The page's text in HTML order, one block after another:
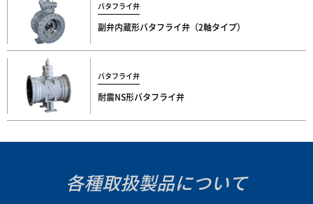
バタフライ弁
副弁内蔵形バタフライ弁（2軸タイプ）
バタフライ弁
耐震NS形バタフライ弁
各種取扱製品について